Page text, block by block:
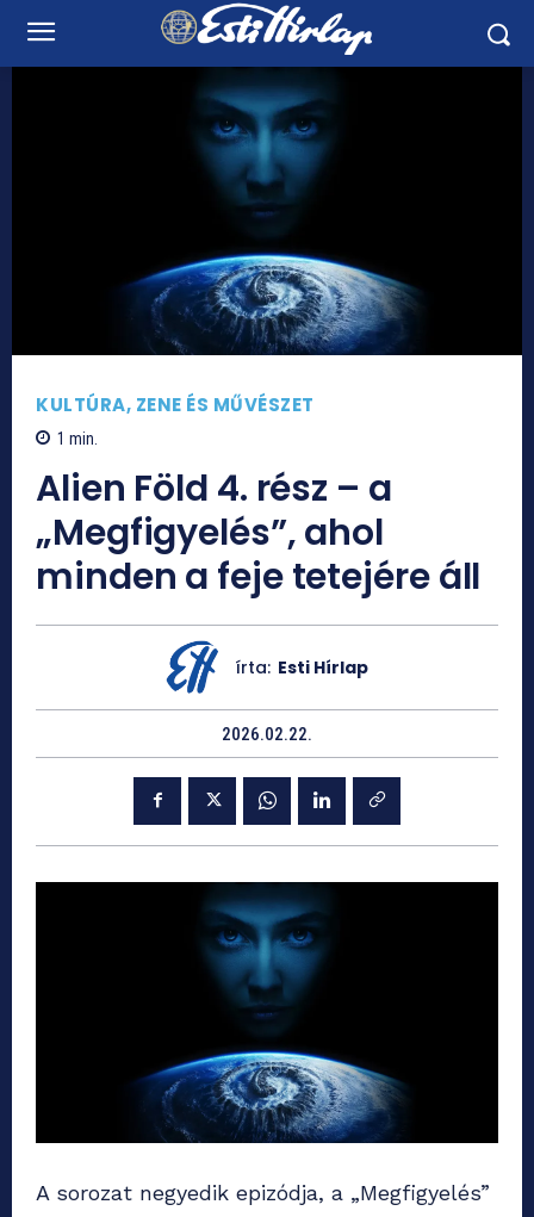
KULTÚRA, ZENE ÉS MŰVÉSZET
1 min.
Alien Föld 4. rész – a
„Megfigyelés”, ahol
minden a feje tetejére áll
írta: Esti Hírlap
2026.02.22.
A sorozat negyedik epizódja, a „Megfigyelés”